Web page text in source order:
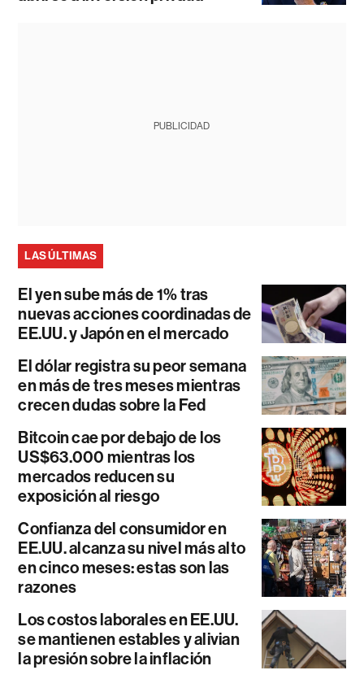
PUBLICIDAD
LAS ÚLTIMAS
El yen sube más de 1% tras
nuevas acciones coordinadas de
EE.UU. y Japón en el mercado
El dólar registra su peor semana
en más de tres meses mientras
crecen dudas sobre la Fed
Bitcoin cae por debajo de los
US$63.000 mientras los
mercados reducen su
exposición al riesgo
Confianza del consumidor en
EE.UU. alcanza su nivel más alto
en cinco meses: estas son las
razones
Los costos laborales en EE.UU.
se mantienen estables y alivian
la presión sobre la inflación